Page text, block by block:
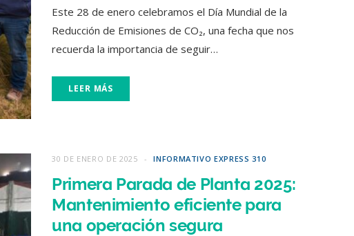
Este 28 de enero celebramos el Día Mundial de la
Reducción de Emisiones de CO₂, una fecha que nos
recuerda la importancia de seguir…
LEER MÁS
30 DE ENERO DE 2025 INFORMATIVO EXPRESS 310
Primera Parada de Planta 2025:
Mantenimiento eficiente para
una operación segura